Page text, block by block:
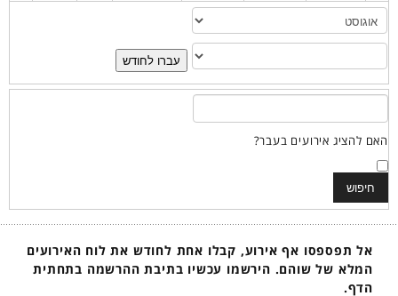
עברו לחודש
האם להציג אירועים בעבר?
אל תפספסו אף אירוע, קבלו אחת לחודש את לוח האירועים
המלא של שוהם. הירשמו עכשיו בתיבת ההרשמה בתחתית
הדף.